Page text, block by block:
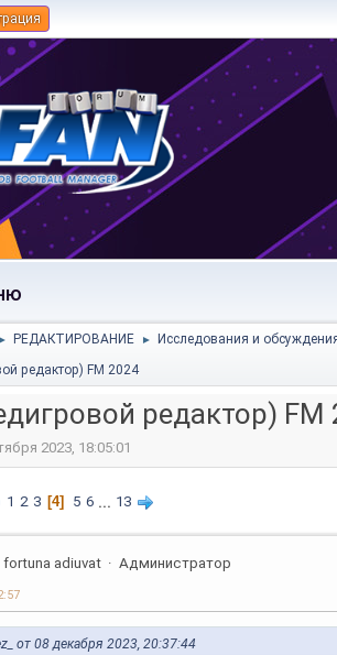
► РЕДАКТИРОВАНИЕ ► Исследования и
редактор) FM 2024
редактор) FM
2023, 18:05:01
1 2 3 4 5 6 ... 13
fortuna adiuvat Администратор
от 08 декабря 2023, 20:37:44